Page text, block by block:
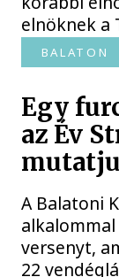
elnöknek a
BALATON
Egy
az Év
A Balatoni
versenyt,
22